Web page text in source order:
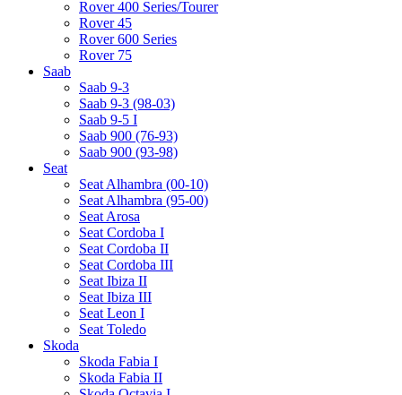
Rover 400 Series/Tourer
Rover 45
Rover 600 Series
Rover 75
Saab
Saab 9-3
Saab 9-3 (98-03)
Saab 9-5 I
Saab 900 (76-93)
Saab 900 (93-98)
Seat
Seat Alhambra (00-10)
Seat Alhambra (95-00)
Seat Arosa
Seat Cordoba I
Seat Cordoba II
Seat Cordoba III
Seat Ibiza II
Seat Ibiza III
Seat Leon I
Seat Toledo
Skoda
Skoda Fabia I
Skoda Fabia II